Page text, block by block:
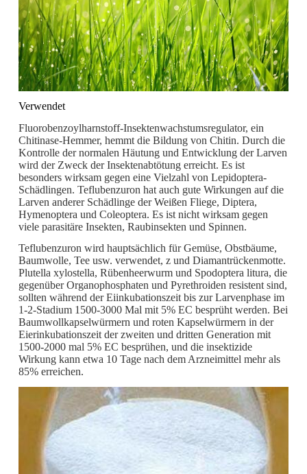
Verwendet
Fluorobenzoylharnstoff-Insektenwachstumsregulator, ein
Chitinase-Hemmer, hemmt die Bildung von Chitin. Durch die
Kontrolle der normalen Häutung und Entwicklung der Larven
wird der Zweck der Insektenabtötung erreicht. Es ist
besonders wirksam gegen eine Vielzahl von Lepidoptera-
Schädlingen. Teflubenzuron hat auch gute Wirkungen auf die
Larven anderer Schädlinge der Weißen Fliege, Diptera,
Hymenoptera und Coleoptera. Es ist nicht wirksam gegen
viele parasitäre Insekten, Raubinsekten und Spinnen.
Teflubenzuron wird hauptsächlich für Gemüse, Obstbäume,
Baumwolle, Tee usw. verwendet, z und Diamantrückenmotte.
Plutella xylostella, Rübenheerwurm und Spodoptera litura, die
gegenüber Organophosphaten und Pyrethroiden resistent sind,
sollten während der Eiinkubationszeit bis zur Larvenphase im
1-2-Stadium 1500-3000 Mal mit 5% EC besprüht werden. Bei
Baumwollkapselwürmern und roten Kapselwürmern in der
Eierinkubationszeit der zweiten und dritten Generation mit
1500-2000 mal 5% EC besprühen, und die insektizide
Wirkung kann etwa 10 Tage nach dem Arzneimittel mehr als
85% erreichen.